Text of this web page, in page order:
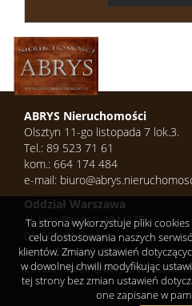
ABRYS Nieruchomości
Olsztyn 11-go listopada 7 lok.3.
Tel.: 89 523 71 61
kom.: 664 174 484
e-mail:
Oddział Warszawa
Al. Jana Pawła II 43A/37B
01-001 Warszawa
kom.: 798-849-523
e-mail:
Ta strona wykorzystuje pliki
celu dostosowania naszych
klientów. Zmiany ustawień
w dowolnej chwili modyfikując
tej strony bez zmian ustawień
one zapisane w